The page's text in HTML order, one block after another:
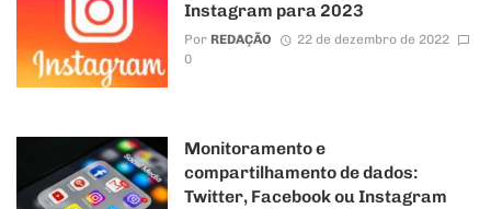
Instagram para 2023
Por REDAÇÃO
22 de dezembro de 2022
0
Monitoramento e
compartilhamento de dados:
Twitter, Facebook ou Instagram